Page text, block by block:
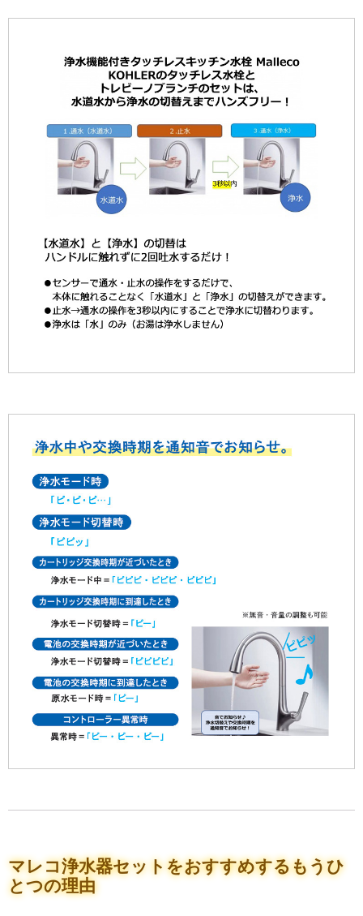
マレコ浄水器セットをおすすめするもうひ
とつの理由